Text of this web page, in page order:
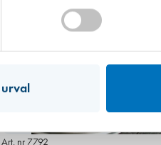
Art. nr 7792
Hitta hit